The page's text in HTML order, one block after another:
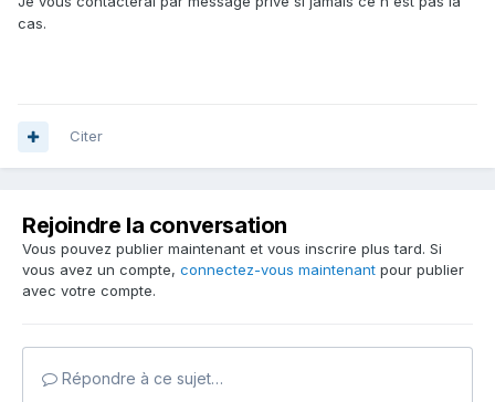
cas.
Citer
Rejoindre la conversation
Vous pouvez publier maintenant et vous inscrire plus tard. Si
vous avez un compte, connectez-vous maintenant pour publier
avec votre compte.
Répondre à ce sujet…